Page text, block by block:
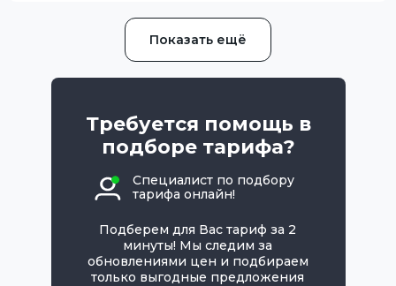
Показать ещё
Требуется помощь в
подборе тарифа?
Специалист по подбору
тарифа онлайн!
Подберем для Вас тариф за 2
минуты! Мы следим за
обновлениями цен и подбираем
только выгодные предложения